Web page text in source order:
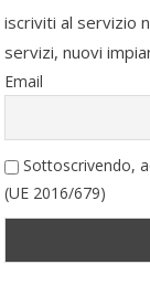
iscriviti al servizio
servizi, nuovi
Email
Sottoscrivendo,
(UE 2016/679)